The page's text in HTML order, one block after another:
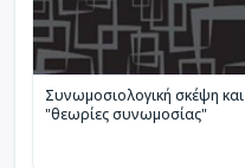
Συνωμοσιολογική σκέψη και
"θεωρίες συνωμοσίας"